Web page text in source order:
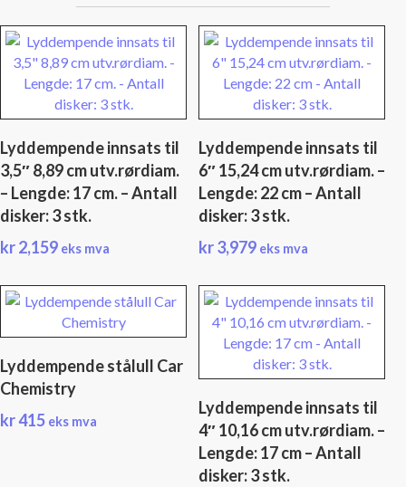
Lyddempende innsats til
3,5″ 8,89 cm utv.rørdiam.
– Lengde: 17 cm. – Antall
disker: 3 stk.
kr2,159 eks mva
Lyddempende innsats til
6″ 15,24 cm utv.rørdiam. –
Lengde: 22 cm – Antall
disker: 3 stk.
kr3,979 eks mva
Lyddempende stålull Car
Chemistry
kr415 eks mva
Lyddempende innsats til
4″ 10,16 cm utv.rørdiam. –
Lengde: 17 cm – Antall
disker: 3 stk.